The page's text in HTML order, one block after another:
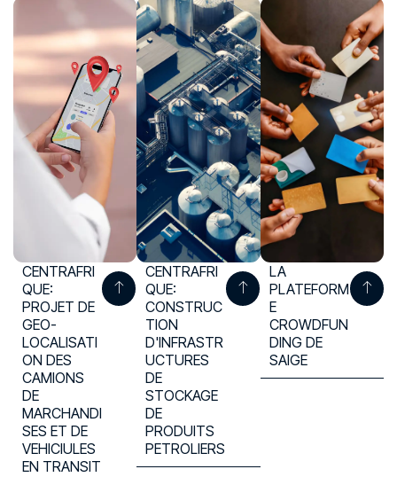
CENTRAFRI
QUE:
PROJET DE
GEO-
LOCALISATI
ON DES
CAMIONS
DE
MARCHANDI
SES ET DE
VEHICIULES
EN TRANSIT
CENTRAFRI
QUE:
CONSTRUC
TION
D'INFRASTR
UCTURES
DE
STOCKAGE
DE
PRODUITS
PETROLIERS
LA
PLATEFORM
E
CROWDFUN
DING DE
SAIGE